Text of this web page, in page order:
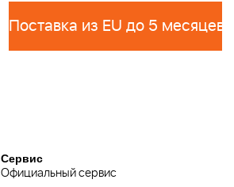
Поставка из EU до 5 месяцев
Сервис
Официальный сервис